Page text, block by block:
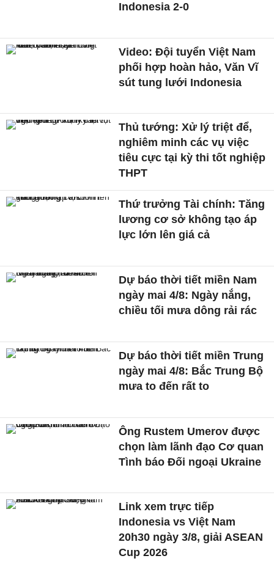
Indonesia 2-0
Video: Đội tuyển Việt Nam
phối hợp hoàn hảo, Văn Vĩ
sút tung lưới Indonesia
Thủ tướng: Xử lý triệt để,
nghiêm minh các vụ việc
tiêu cực tại kỳ thi tốt nghiệp
THPT
Thứ trưởng Tài chính: Tăng
lương cơ sở không tạo áp
lực lớn lên giá cả
Dự báo thời tiết miền Nam
ngày mai 4/8: Ngày nắng,
chiều tối mưa dông rải rác
Dự báo thời tiết miền Trung
ngày mai 4/8: Bắc Trung Bộ
mưa to đến rất to
Ông Rustem Umerov được
chọn làm lãnh đạo Cơ quan
Tình báo Đối ngoại Ukraine
Link xem trực tiếp
Indonesia vs Việt Nam
20h30 ngày 3/8, giải ASEAN
Cup 2026